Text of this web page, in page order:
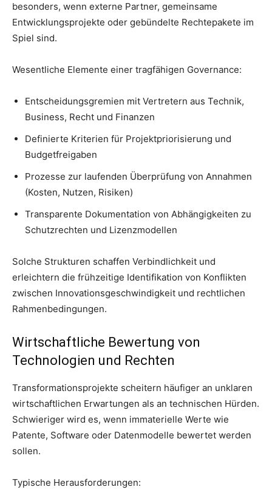
besonders, wenn externe Partner, gemeinsame
Entwicklungsprojekte oder gebündelte Rechtepakete im
Spiel sind.
Wesentliche Elemente einer tragfähigen Governance:
Entscheidungsgremien mit Vertretern aus Technik,
Business, Recht und Finanzen
Definierte Kriterien für Projektpriorisierung und
Budgetfreigaben
Prozesse zur laufenden Überprüfung von Annahmen
(Kosten, Nutzen, Risiken)
Transparente Dokumentation von Abhängigkeiten zu
Schutzrechten und Lizenzmodellen
Solche Strukturen schaffen Verbindlichkeit und
erleichtern die frühzeitige Identifikation von Konflikten
zwischen Innovationsgeschwindigkeit und rechtlichen
Rahmenbedingungen.
Wirtschaftliche Bewertung von
Technologien und Rechten
Transformationsprojekte scheitern häufiger an unklaren
wirtschaftlichen Erwartungen als an technischen Hürden.
Schwieriger wird es, wenn immaterielle Werte wie
Patente, Software oder Datenmodelle bewertet werden
sollen.
Typische Herausforderungen: